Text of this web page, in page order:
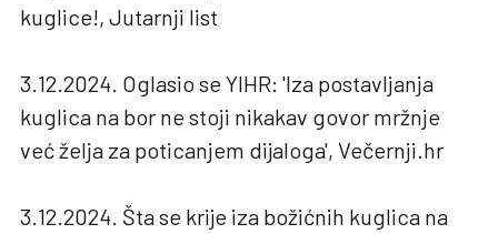
kuglice!, Jutarnji list
3.12.2024. Oglasio se YIHR: 'Iza postavljanja
kuglica na bor ne stoji nikakav govor mržnje
već želja za poticanjem dijaloga', Večernji.hr
3.12.2024. Šta se krije iza božićnih kuglica na